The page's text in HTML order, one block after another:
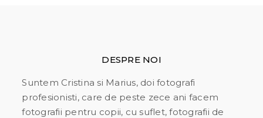
DESPRE NOI
Suntem Cristina si Marius, doi fotografi
profesionisti, care de peste zece ani facem
fotografii pentru copii, cu suflet, fotografii de